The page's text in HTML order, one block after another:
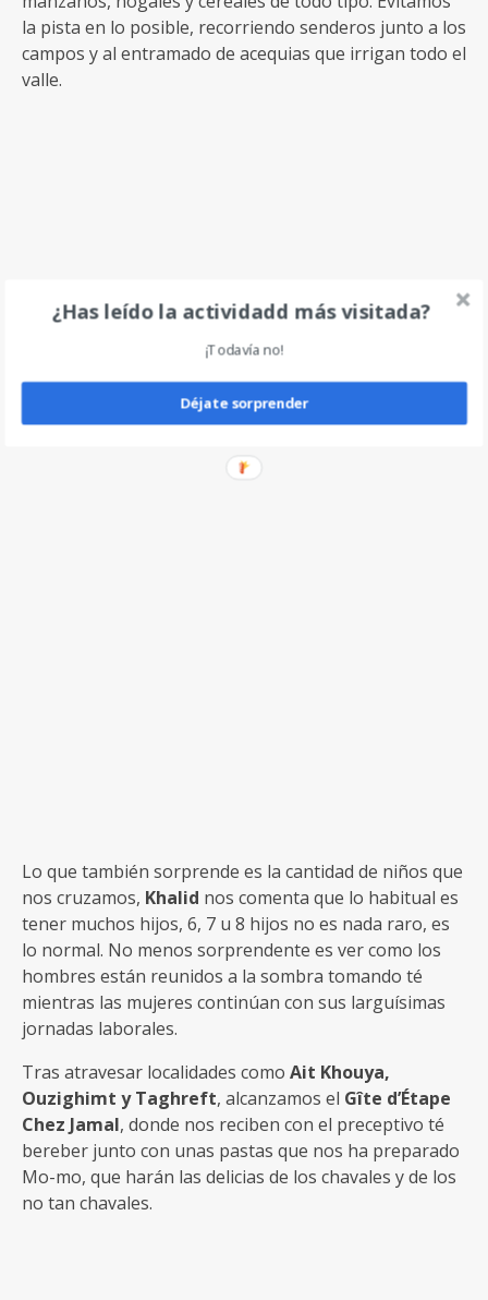
la pista en lo posible, recorriendo senderos junto a los
campos y al entramado de acequias que irrigan todo el
valle.
Gracias por la foto María
Lo que también sorprende es la cantidad de niños que
nos cruzamos, Khalid nos comenta que lo habitual es
tener muchos hijos, 6, 7 u 8 hijos no es nada raro, es
lo normal. No menos sorprendente es ver como los
hombres están reunidos a la sombra tomando té
mientras las mujeres continúan con sus larguísimas
jornadas laborales.
Tras atravesar localidades como Ait Khouya,
Ouzighimt y Taghreft, alcanzamos el Gîte d’Étape
Chez Jamal, donde nos reciben con el preceptivo té
bereber junto con unas pastas que nos ha preparado
Mo-mo, que harán las delicias de los chavales y de los
no tan chavales.
¿Has leído la actividadd más visitada?
¡Todavía no!
Déjate sorprender